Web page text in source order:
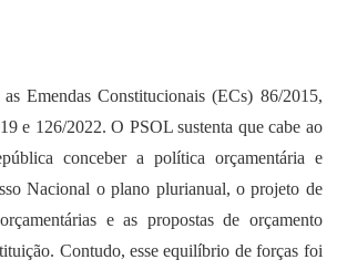
as Emendas Constitucionais (ECs) 86/2015,
e 126/2022. O PSOL sustenta que cabe ao
conceber a política orçamentária e
Nacional o plano plurianual, o projeto de
e as propostas de orçamento
Contudo, esse equilíbrio de forças foi